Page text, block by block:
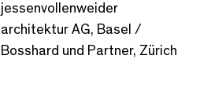
jessenvollenweider
architektur AG, Basel /
Bosshard und Partner, Zürich